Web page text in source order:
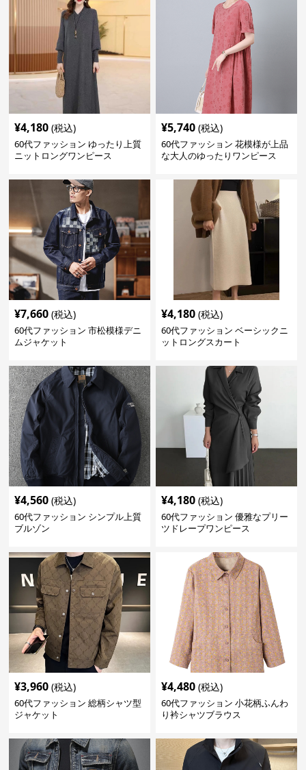
¥4,180 (税込)
60代ファッション ゆったり上質
ニットロングワンピース
¥5,740 (税込)
60代ファッション 花模様が上品
な大人のゆったりワンピース
¥7,660 (税込)
60代ファッション 市松模様デニ
ムジャケット
¥4,180 (税込)
60代ファッション ベーシックニ
ットロングスカート
¥4,560 (税込)
60代ファッション シンプル上質
ブルゾン
¥4,180 (税込)
60代ファッション 優雅なプリー
ツドレープワンピース
¥3,960 (税込)
60代ファッション 総柄シャツ型
ジャケット
¥4,480 (税込)
60代ファッション 小花柄ふんわ
り衿シャツブラウス